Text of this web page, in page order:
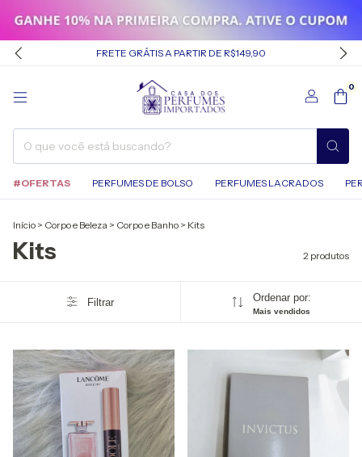
FRETE GRÁTIS A PARTIR DE R$149,90
0
#OFERTAS PERFUMES DE BOLSO PERFUMES LACRADOS
Início > Corpo e Beleza > Corpo e Banho > Kits
Kits 2 produtos
Filtrar Ordenar por:
Mais vendidos